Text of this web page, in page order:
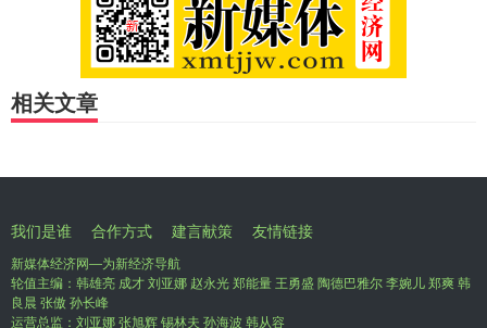
相关文章
我们是谁 合作方式 建言献策 友情链接
新媒体经济网—为新经济导航
轮值主编：韩雄亮 成才 刘亚娜 赵永光 郑能量 王勇盛 陶德巴雅尔 李婉儿 郑爽 韩
良晨 张傲 孙长峰
运营总监：刘亚娜 张旭辉 锡林夫 孙海波 韩从容